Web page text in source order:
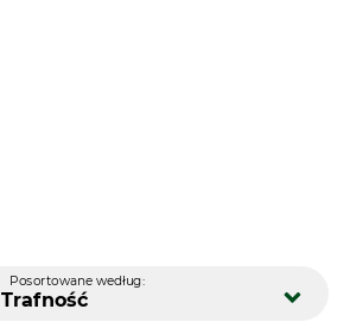
Posortowane według:
Trafność